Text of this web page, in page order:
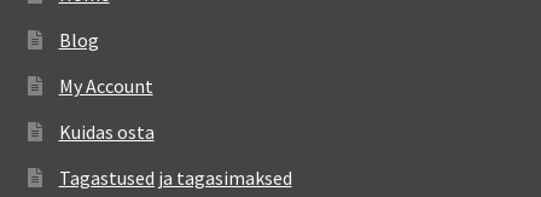
Blog
My Account
Kuidas osta
Tagastused ja tagasimaksed